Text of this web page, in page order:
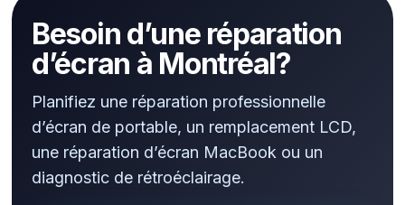
Besoin d’une réparation
d’écran à Montréal?
Planifiez une réparation professionnelle
d’écran de portable, un remplacement LCD,
une réparation d’écran MacBook ou un
diagnostic de rétroéclairage.